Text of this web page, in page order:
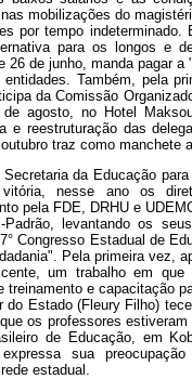
mobilizações do
por tempo
para os longos e
26 de junho, manda pagar
Também, pela
da Comissão
agosto, no Hotel
e reestruturação das
traz como manchete
da Educação
nesse ano os
pela FDE, DRHU e
Padrão, levantando os
Congresso Estadual de
Pela primeira vez,
um trabalho em
treinamento e capacitação
Estado (Fleury Filho)
os professores
de Educação, em
sua
estadual.